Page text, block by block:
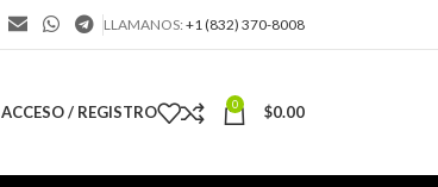
LLAMANOS: +1 (832) 370-8008
ACCESO / REGISTRO 0 $0.00